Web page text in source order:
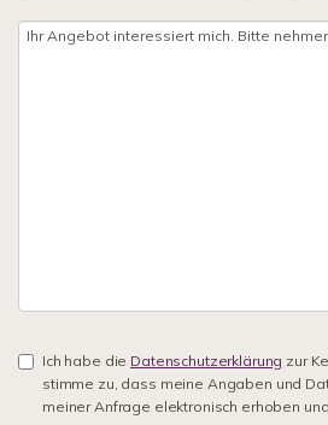
Ich habe die Datenschutzerklärung zur
stimme zu, dass meine Angaben und
meiner Anfrage elektronisch erhoben